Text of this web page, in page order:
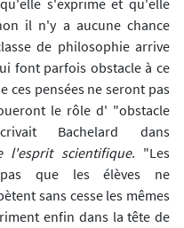
s'exprime et qu'elle
il n'y a aucune chance
de philosophie arrive
font parfois obstacle à ce
pensées ne seront pas
le rôle d' "obstacle
Bachelard dans
l'esprit scientifique. "Les
pas que les élèves ne
sans cesse les mêmes
enfin dans la tête de